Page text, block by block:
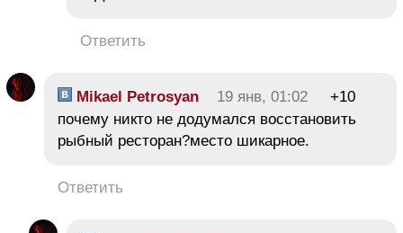
Ответить
Mikael Petrosyan 19 янв, 01:02
+10
почему никто не додумался восстановить
рыбный ресторан?место шикарное.
Ответить